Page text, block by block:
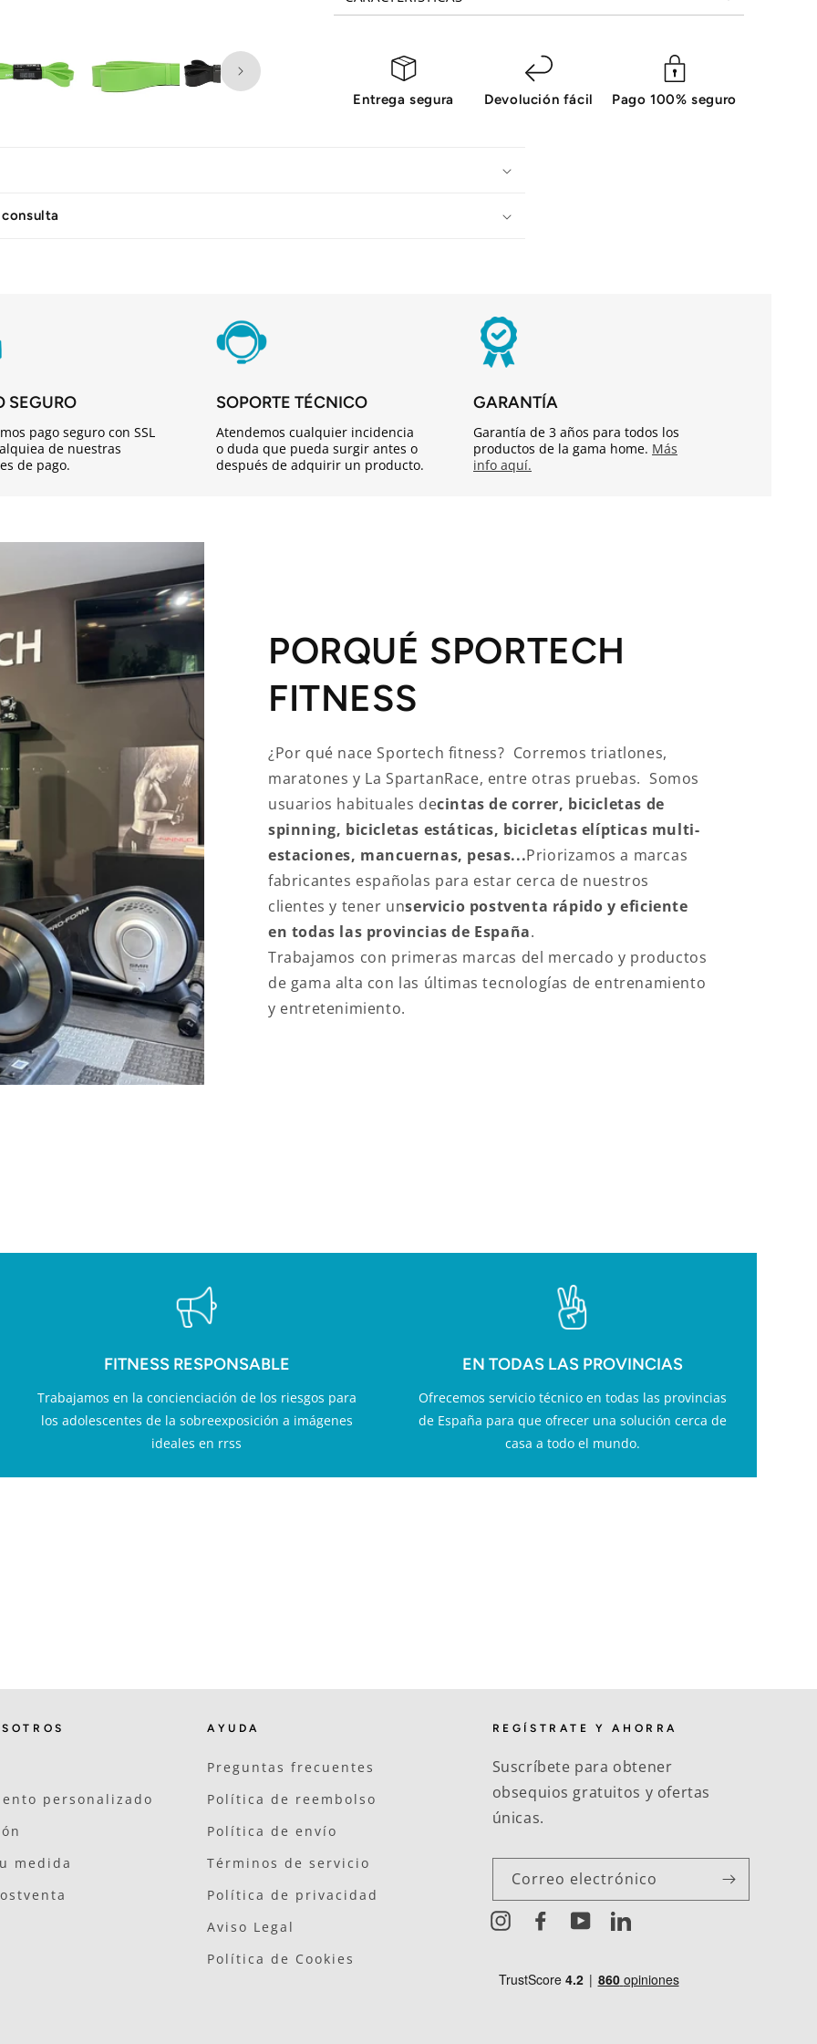
Entrega segura Devolución fácil Pago 100% seguro
SEGURO
pago seguro con SSL
de nuestras
de pago.
SOPORTE TÉCNICO
Atendemos cualquier incidencia
o duda que pueda surgir antes o
después de adquirir un producto.
GARANTÍA
Garantía de 3 años para todos los
productos de la gama home. Más
info aquí.
PORQUÉ SPORTECH
FITNESS
¿Por qué nace Sportech fitness? Corremos triatlones,
maratones y La SpartanRace, entre otras pruebas. Somos
usuarios habituales decintas de correr, bicicletas de
spinning, bicicletas estáticas, bicicletas elípticas multi-
estaciones, mancuernas, pesas...Priorizamos a marcas
fabricantes españolas para estar cerca de nuestros
clientes y tener unservicio postventa rápido y eficiente
en todas las provincias de España.
Trabajamos con primeras marcas del mercado y productos
de gama alta con las últimas tecnologías de entrenamiento
y entretenimiento.
FITNESS RESPONSABLE
Trabajamos en la concienciación de los riesgos para
los adolescentes de la sobreexposición a imágenes
ideales en rrss
EN TODAS LAS PROVINCIAS
Ofrecemos servicio técnico en todas las provincias
de España para que ofrecer una solución cerca de
casa a todo el mundo.
personalizado
medida
AYUDA
Preguntas frecuentes
Política de reembolso
Política de envío
Términos de servicio
Política de privacidad
Aviso Legal
Política de Cookies
REGÍSTRATE Y AHORRA
Suscríbete para obtener
obsequios gratuitos y ofertas
únicas.
Correo electrónico
InstagramFacebookYouTubeLinkedIn